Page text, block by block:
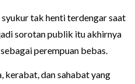
tak henti terdengar saat
sorotan publik itu akhirnya
perempuan bebas.
kerabat, dan sahabat yang